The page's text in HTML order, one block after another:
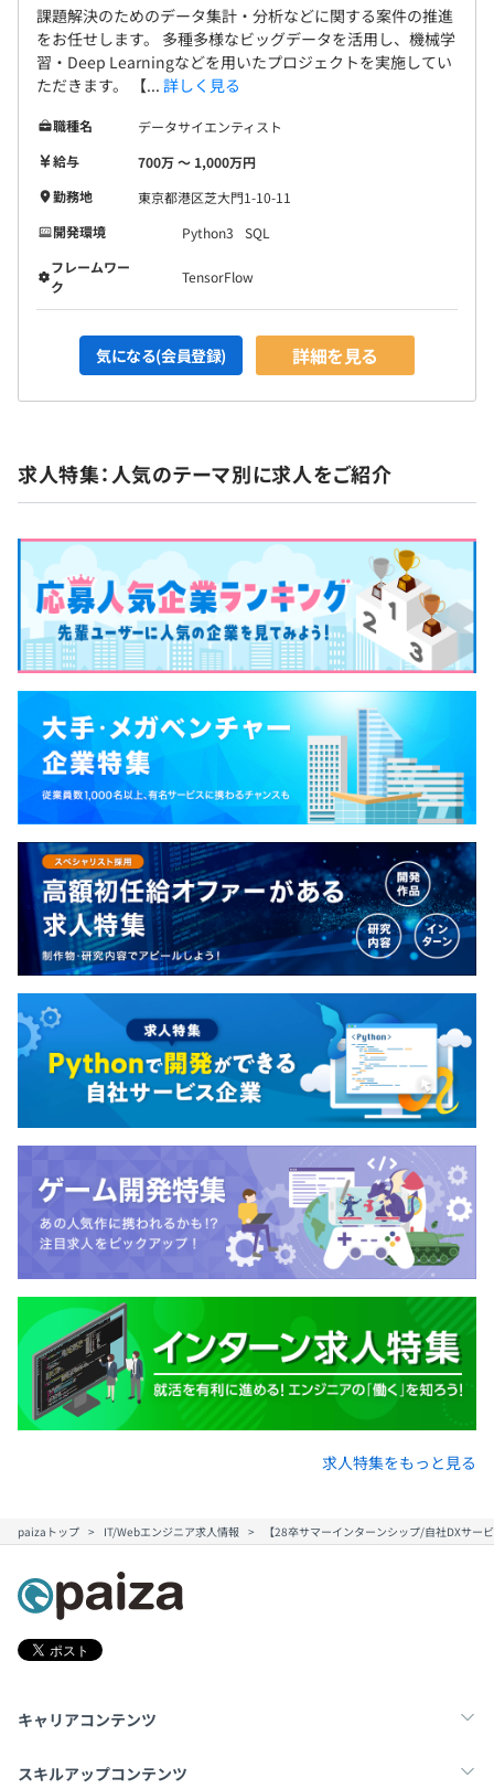
課題解決のためのデータ集計・分析などに関する案件の推進
をお任せします。 多種多様なビッグデータを活用し、機械学
習・Deep Learningなどを用いたプロジェクトを実施してい
ただきます。 【... 詳しく見る
職種名
データサイエンティスト
給与
700万 〜 1,000万円
勤務地
東京都港区芝大門1-10-11
開発環境
Python3
SQL
フレームワー
ク
TensorFlow
気になる(会員登録) 詳細を見る
求人特集：人気のテーマ別に求人をご紹介
求人特集をもっと見る
paizaトップ IT/Webエンジニア求人情報 【28卒サマーインターンシップ/自社DXサー
キャリアコンテンツ
転職・キャリア
スキルアップコンテンツ